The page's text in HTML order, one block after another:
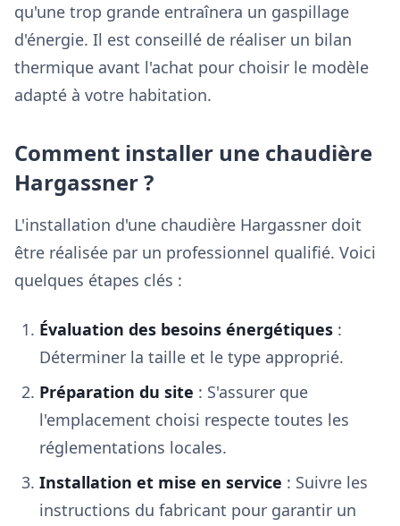
qu'une trop grande entraînera un gaspillage
d'énergie. Il est conseillé de réaliser un bilan
thermique avant l'achat pour choisir le modèle
adapté à votre habitation.
Comment installer une chaudière
Hargassner ?
L'installation d'une chaudière Hargassner doit
être réalisée par un professionnel qualifié. Voici
quelques étapes clés :
Évaluation des besoins énergétiques :
Déterminer la taille et le type approprié.
Préparation du site : S'assurer que
l'emplacement choisi respecte toutes les
réglementations locales.
Installation et mise en service : Suivre les
instructions du fabricant pour garantir un